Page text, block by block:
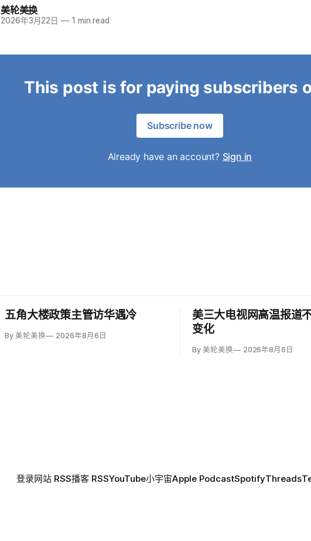
美轮美换
2026年3月22日 — 1 min read
This post is for paying subscribers
Subscribe now
Already have an account? Sign in
五角大楼政策主管访华遇冷
By 美轮美换 2026年8月6日
美三大电视网高温报道
变化
By 美轮美换 2026年8月6日
登录网站 RSS播客 RSSYouTube小宇宙Apple PodcastSpotifyThreads